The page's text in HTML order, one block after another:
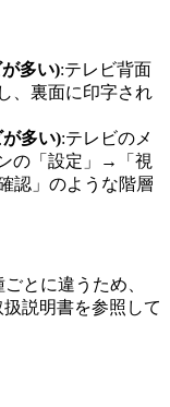
多い):テレビ背面
、裏面に印字され
多い):テレビのメ
の「設定」→「視
認」のような階層
とに違うため、
説明書を参照して